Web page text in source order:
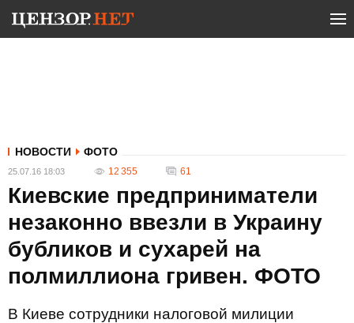
НОВОСТИ ФОТО
25.07.16 18:03 12 355 61
Киевские предприниматели
незаконно ввезли в Украину
бубликов и сухарей на
полмиллиона гривен. ФОТО
В Киеве сотрудники налоговой милиции